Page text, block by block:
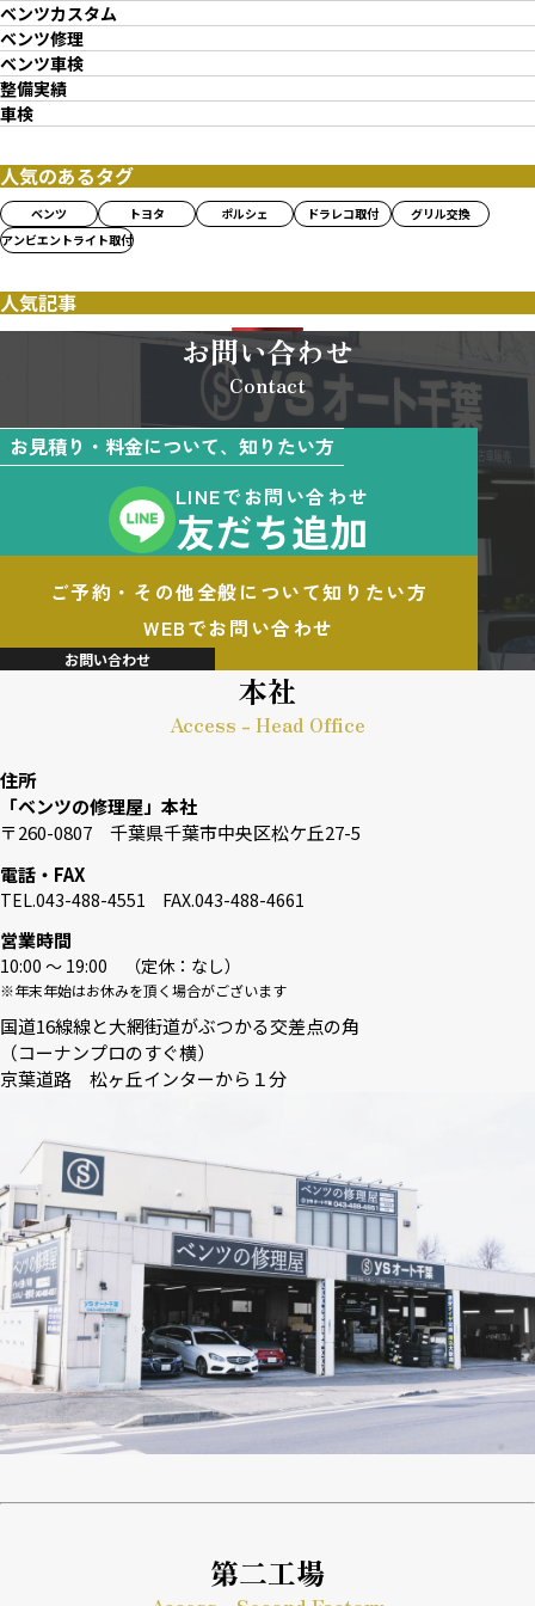
ベンツカスタム
ベンツ修理
ベンツ車検
整備実績
車検
人気のあるタグ
ベンツ トヨタ ポルシェ ドラレコ取付
グリル交換
アンビエントライト取付
人気記事
お問い合わせ
Contact
お見積り・料金について、知りたい方
LINEでお問い合わせ
友だち追加
ご予約・その他全般について知りたい方
WEBでお問い合わせ
お問い合わせ
本社
Access - Head Office
住所
「ベンツの修理屋」本社
〒260-0807 千葉県千葉市中央区松ケ丘27-5
電話・FAX
TEL.043-488-4551 FAX.043-488-4661
営業時間
10:00 〜 19:00 （定休：なし）
※年末年始はお休みを頂く場合がございます
国道16線線と大網街道がぶつかる交差点の角
（コーナンプロのすぐ横）
京葉道路 松ヶ丘インターから１分
第二工場